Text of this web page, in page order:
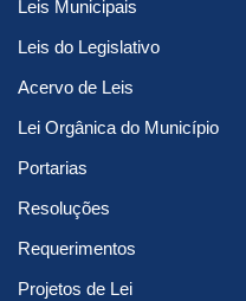
Leis Municipais
Leis do Legislativo
Acervo de Leis
Lei Orgânica do Município
Portarias
Resoluções
Requerimentos
Projetos de Lei